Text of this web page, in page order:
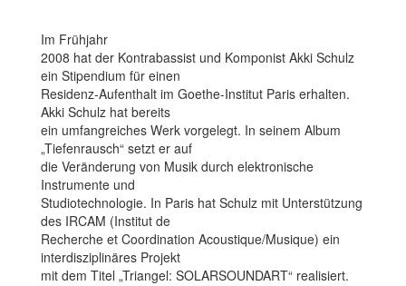
Im Frühjahr
2008 hat der Kontrabassist und Komponist Akki Schulz
ein Stipendium für einen
Residenz-Aufenthalt im Goethe-Institut Paris erhalten.
Akki Schulz hat bereits
ein umfangreiches Werk vorgelegt. In seinem Album
„Tiefenrausch“ setzt er auf
die Veränderung von Musik durch elektronische
Instrumente und
Studiotechnologie. In Paris hat Schulz mit Unterstützung
des IRCAM (Institut de
Recherche et Coordination Acoustique/Musique) ein
interdisziplinäres Projekt
mit dem Titel „Triangel: SOLARSOUNDART“ realisiert.